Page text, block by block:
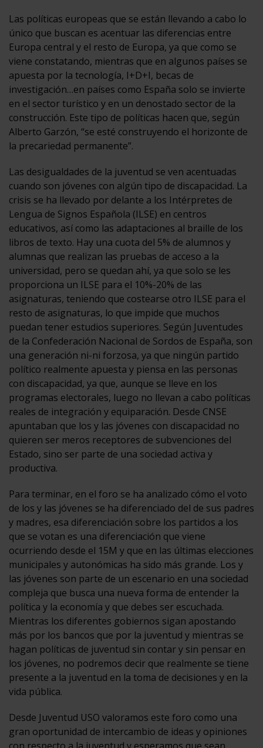
Las políticas europeas que se están llevando a cabo lo
único que buscan es acentuar las diferencias entre
Europa central y el resto de Europa, ya que como se
viene constatando, mientras que en algunos países se
apuesta por la tecnología, I+D+I, becas de
investigación…en países como España solo se invierte
en el sector turístico y en un denostado sector de la
construcción. Este tipo de políticas hacen que, según
Alberto Garzón, “se esté construyendo el horizonte de
la precariedad permanente”.
Las desigualdades de la juventud se ven acentuadas
cuando son jóvenes con algún tipo de discapacidad. La
crisis se ha llevado por delante a los Intérpretes de
Lengua de Signos Española (ILSE) en centros
educativos, así como las adaptaciones al braille de los
libros de texto. Hay una cuota del 5% de alumnos y
alumnas que realizan las pruebas de acceso a la
universidad, pero se quedan ahí, ya que solo se les
proporciona un ILSE para el 10%-20% de las
asignaturas, teniendo que costearse otro ILSE para el
resto de asignaturas, lo que impide que muchos
puedan tener estudios superiores. Según Juventudes
de la Confederación Nacional de Sordos de España, son
una generación ni-ni forzosa, ya que ningún partido
político realmente apuesta y piensa en las personas
con discapacidad, ya que, aunque se lleve en los
programas electorales, luego no llevan a cabo políticas
reales de integración y equiparación. Desde CNSE
apuntaban que los y las jóvenes con discapacidad no
quieren ser meros receptores de subvenciones del
Estado, sino ser parte de una sociedad activa y
productiva.
Para terminar, en el foro se ha analizado cómo el voto
de los y las jóvenes se ha diferenciado del de sus padres
y madres, esa diferenciación sobre los partidos a los
que se votan es una diferenciación que viene
ocurriendo desde el 15M y que en las últimas elecciones
municipales y autonómicas ha sido más grande. Los y
las jóvenes son parte de un escenario en una sociedad
compleja que busca una nueva forma de entender la
política y la economía y que debes ser escuchada.
Mientras los diferentes gobiernos sigan apostando
más por los bancos que por la juventud y mientras se
hagan políticas de juventud sin contar y sin pensar en
los jóvenes, no podremos decir que realmente se tiene
presente a la juventud en la toma de decisiones y en la
vida pública.
Desde Juventud USO valoramos este foro como una
gran oportunidad de intercambio de ideas y opiniones